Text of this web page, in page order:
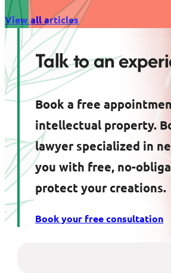
View all articles
Talk to an
Book a free
intellectual property.
lawyer specialized in
you with free, no-
protect your creations.
Book your free consultation